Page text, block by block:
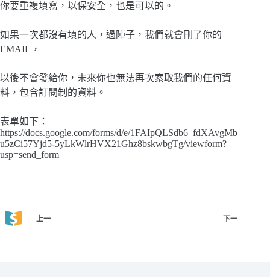
你要重複填寫，以保安全，也是可以的。
如果一次都沒有填的人，過陣子，我們就會刪了你的
EMAIL，
以後不會發給你，未來你也無法再次索取我們的任何資
料，包含訂閱制的資料。
表單如下：
https://docs.google.com/forms/d/e/1FAIpQLSdb6_fdXAvgMb
u5zCi57Yjd5-5yLkWlrHVX21Ghz8bskwbgTg/viewform?
usp=send_form
上一 下一